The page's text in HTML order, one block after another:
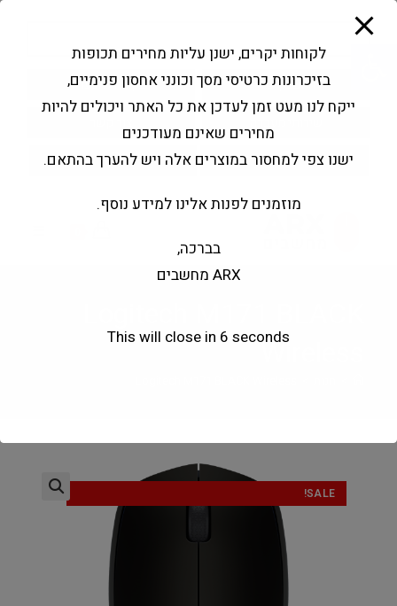
פתח סרגל נגישות
Products
search
החשבון שלי בקשה להצעה
Wireless
SALE!
לקוחות יקרים, ישנן עליות מחירים תכופות
בזיכרונות כרטיסי מסך וכונני אחסון פנימיים,
ייקח לנו מעט זמן לעדכן את כל האתר ויכולים להיות
מחירים שאינם מעודכנים
ישנו צפי למחסור במוצרים אלה ויש להערך בהתאם.
מוזמנים לפנות אלינו למידע נוסף.
בברכה,
ARX מחשבים
This will close in 6 seconds